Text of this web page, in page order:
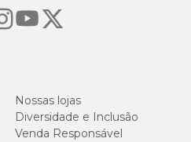
zíper?
Nossas lojas
Diversidade e Inclusão
Venda Responsável